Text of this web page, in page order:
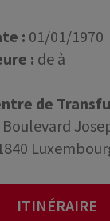
: 01/01/1970
: de à
de
Boulevard
ITINÉRAIRE